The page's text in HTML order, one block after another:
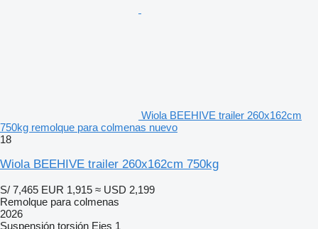
Wiola BEEHIVE trailer 260x162cm
750kg remolque para colmenas nuevo
18
Wiola BEEHIVE trailer 260x162cm 750kg
S/ 7,465 EUR 1,915 ≈ USD 2,199
Remolque para colmenas
2026
Suspensión torsión Ejes 1